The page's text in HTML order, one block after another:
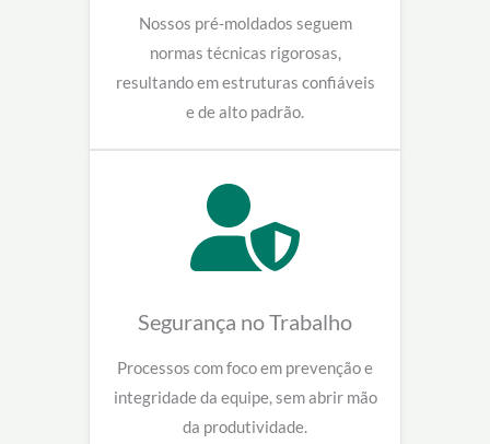
Nossos pré-moldados seguem
normas técnicas rigorosas,
resultando em estruturas confiáveis
e de alto padrão.
Segurança no Trabalho
Processos com foco em prevenção e
integridade da equipe, sem abrir mão
da produtividade.